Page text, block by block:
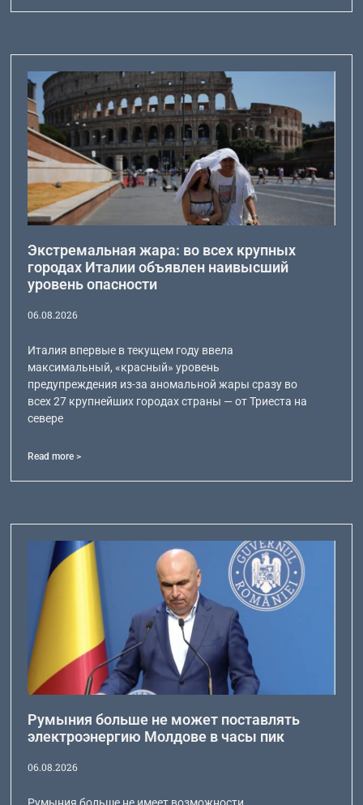
Экстремальная жара: во всех крупных
городах Италии объявлен наивысший
уровень опасности
06.08.2026
Италия впервые в текущем году ввела
максимальный, «красный» уровень
предупреждения из-за аномальной жары сразу во
всех 27 крупнейших городах страны — от Триеста на
севере
Read more >
Румыния больше не может поставлять
электроэнергию Молдове в часы пик
06.08.2026
Румыния больше не имеет возможности